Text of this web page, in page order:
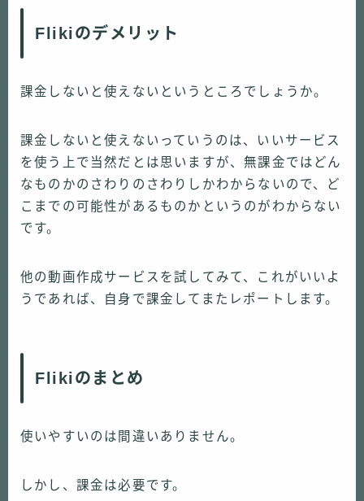
Flikiのデメリット
課金しないと使えないというところでしょうか。
課金しないと使えないっていうのは、いいサービス
を使う上で当然だとは思いますが、無課金ではどん
なものかのさわりのさわりしかわからないので、ど
こまでの可能性があるものかというのがわからない
です。
他の動画作成サービスを試してみて、これがいいよ
うであれば、自身で課金してまたレポートします。
Flikiのまとめ
使いやすいのは間違いありません。
しかし、課金は必要です。